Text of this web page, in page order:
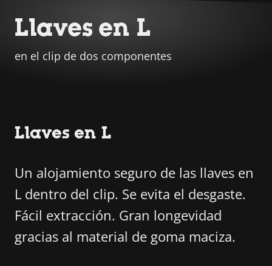
Llaves en L
en el clip de dos componentes
Llaves en L
Un alojamiento seguro de las llaves en
L dentro del clip. Se evita el desgaste.
Fácil extracción. Gran longevidad
gracias al material de goma maciza.